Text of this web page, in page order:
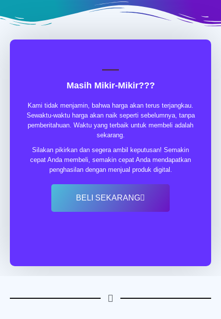
Masih Mikir-Mikir???
Kami tidak menjamin, bahwa harga akan terus terjangkau.
Sewaktu-waktu harga akan naik seperti sebelumnya, tanpa
pemberitahuan. Waktu yang terbaik untuk membeli adalah
sekarang.
Silakan pikirkan dan segera ambil keputusan! Semakin
cepat Anda membeli, semakin cepat Anda mendapatkan
penghasilan dengan menjual produk digital.
BELI SEKARANG